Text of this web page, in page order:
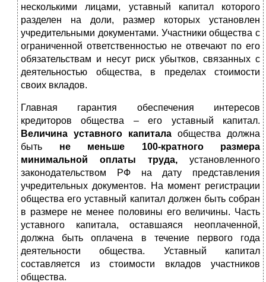
несколькими лицами, уставный капитал которого
разделен на доли, размер которых установлен
учредительными документами. Участники общества с
ограниченной ответственностью не отвечают по его
обязательствам и несут риск убытков, связанных с
деятельностью общества, в пределах стоимости
своих вкладов.
Главная гарантия обеспечения интересов
кредиторов общества – его уставный капитал.
Величина уставного капитала общества должна
быть не меньше 100-кратного размера
минимальной оплаты труда, установленного
законодательством РФ на дату представления
учредительных документов. На момент регистрации
общества его уставный капитал должен быть собран
в размере не менее половины его величины. Часть
уставного капитала, оставшаяся неоплаченной,
должна быть оплачена в течение первого года
деятельности общества. Уставный капитал
составляется из стоимости вкладов участников
общества.